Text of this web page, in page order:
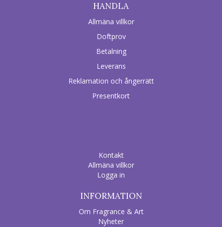
HANDLA
Allmäna villkor
Doftprov
Betalning
Leverans
Reklamation och ångerrätt
Presentkort
Kontakt
Allmäna villkor
Logga in
INFORMATION
Om Fragrance & Art
Nyheter